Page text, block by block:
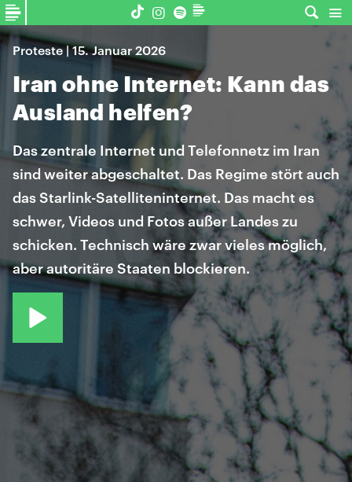
Proteste | 15. Januar 2026
Iran ohne Internet: Kann das
Ausland helfen?
Das zentrale Internet und Telefonnetz im Iran
sind weiter abgeschaltet. Das Regime stört auch
das Starlink-Satelliteninternet. Das macht es
schwer, Videos und Fotos außer Landes zu
schicken. Technisch wäre zwar vieles möglich,
aber autoritäre Staaten blockieren.